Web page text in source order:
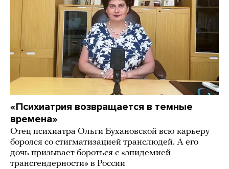
«Психиатрия возвращается в темные
времена»
Отец психиатра Ольги Бухановской всю карьеру
боролся со стигматизацией транслюдей. А его
дочь призывает бороться с «эпидемией
трансгендерности» в России